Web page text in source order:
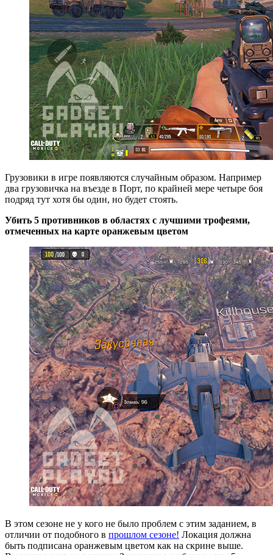
Грузовики в игре появляются случайным образом. Например
два грузовичка на въезде в Порт, по крайней мере четыре боя
подряд тут хотя бы один, но будет стоять.
Убить 5 противников в областях с лучшими трофеями,
отмеченных на карте оранжевым цветом
В этом сезоне не у кого не было проблем с этим заданием, в
отличии от подобного в прошлом сезоне! Локация должна
быть подписана оранжевым цветом как на скрине выше.